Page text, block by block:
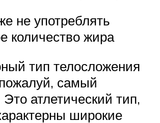
не употреблять
количество жира
тип телосложения
самый
атлетический тип,
широкие